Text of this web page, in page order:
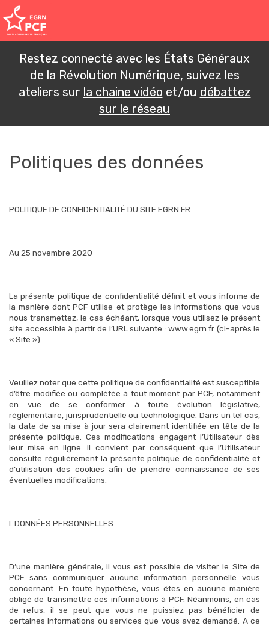
Restez connecté avec les États Généraux
de la Révolution Numérique, suivez les
ateliers sur la chaine vidéo et/ou débattez
sur le réseau
Politiques des données
POLITIQUE DE CONFIDENTIALITÉ DU SITE EGRN.FR
Au 25 novembre 2020
La présente politique de confidentialité définit et vous informe de
la manière dont PCF utilise et protège les informations que vous
nous transmettez, le cas échéant, lorsque vous utilisez le présent
site accessible à partir de l’URL suivante : www.egrn.fr (ci-après le
« Site »).
Veuillez noter que cette politique de confidentialité est susceptible
d’être modifiée ou complétée à tout moment par PCF, notamment
en vue de se conformer à toute évolution législative,
réglementaire, jurisprudentielle ou technologique. Dans un tel cas,
la date de sa mise à jour sera clairement identifiée en tête de la
présente politique. Ces modifications engagent l’Utilisateur dès
leur mise en ligne. Il convient par conséquent que l’Utilisateur
consulte régulièrement la présente politique de confidentialité et
d’utilisation des cookies afin de prendre connaissance de ses
éventuelles modifications.
I. DONNÉES PERSONNELLES
D’une manière générale, il vous est possible de visiter le Site de
PCF sans communiquer aucune information personnelle vous
concernant. En toute hypothèse, vous êtes en aucune manière
obligé de transmettre ces informations à PCF. Néanmoins, en cas
de refus, il se peut que vous ne puissiez pas bénéficier de
certaines informations ou services que vous avez demandé. A ce